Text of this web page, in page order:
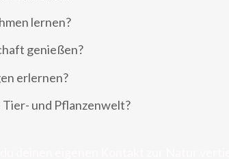
lernen?
genießen?
erlernen?
und Pflanzenwelt?